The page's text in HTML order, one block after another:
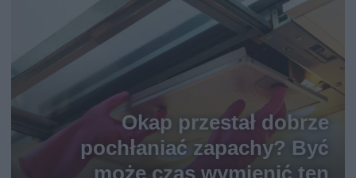
Okap przestał dobrze
pochłaniać zapachy? Być
może czas wymienić ten